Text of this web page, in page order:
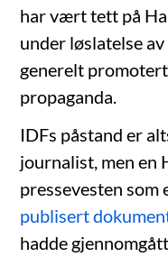
har vært tett på
under løslatelse
generelt
propaganda.
IDFs påstand er
journalist, men en
pressevesten som
publisert
hadde